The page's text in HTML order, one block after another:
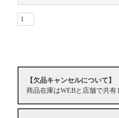
【欠品キャンセルについて】
商品在庫はWEBと店舗で共